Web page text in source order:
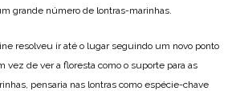
grande número de lontras-marinhas.
resolveu ir até o lugar seguindo um novo ponto
vez de ver a floresta como o suporte para as
pensaria nas lontras como espécie-chave